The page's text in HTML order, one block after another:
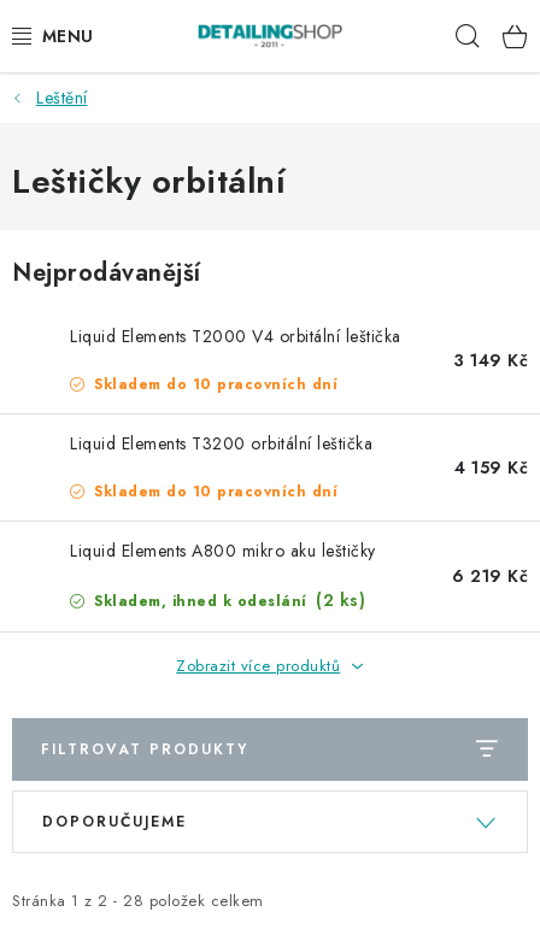
na
AKCE
NOVINKY
INTERIÉR
PŘÍSLUŠENSTVÍ
DÁRKOVÉ SADY A POUKAZY
ČLÁNKY
NAŠE SLUŽBY
KONTAKTY
PRODÁVANÉ ZNAČKY
Věrnostní program
Všeobecné obchodní podmínky
Podmínky ochrany osobních údajů
Leštění
Leštičky orbitální
Nejprodávanější
Liquid Elements T2000 V4 orbitální leštička
Skladem do 10 pracovních dní
3 149 Kč
Liquid Elements T3200 orbitální leštička
Skladem do 10 pracovních dní
4 159 Kč
Liquid Elements A800 mikro aku leštičky
Skladem, ihned k odeslání (2 ks)
6 219 Kč
Zobrazit více produktů
FILTROVAT PRODUKTY
V
i
Stránka 1 z 2 - 28 položek celkem
Ř
e
DOPORUČUJEME